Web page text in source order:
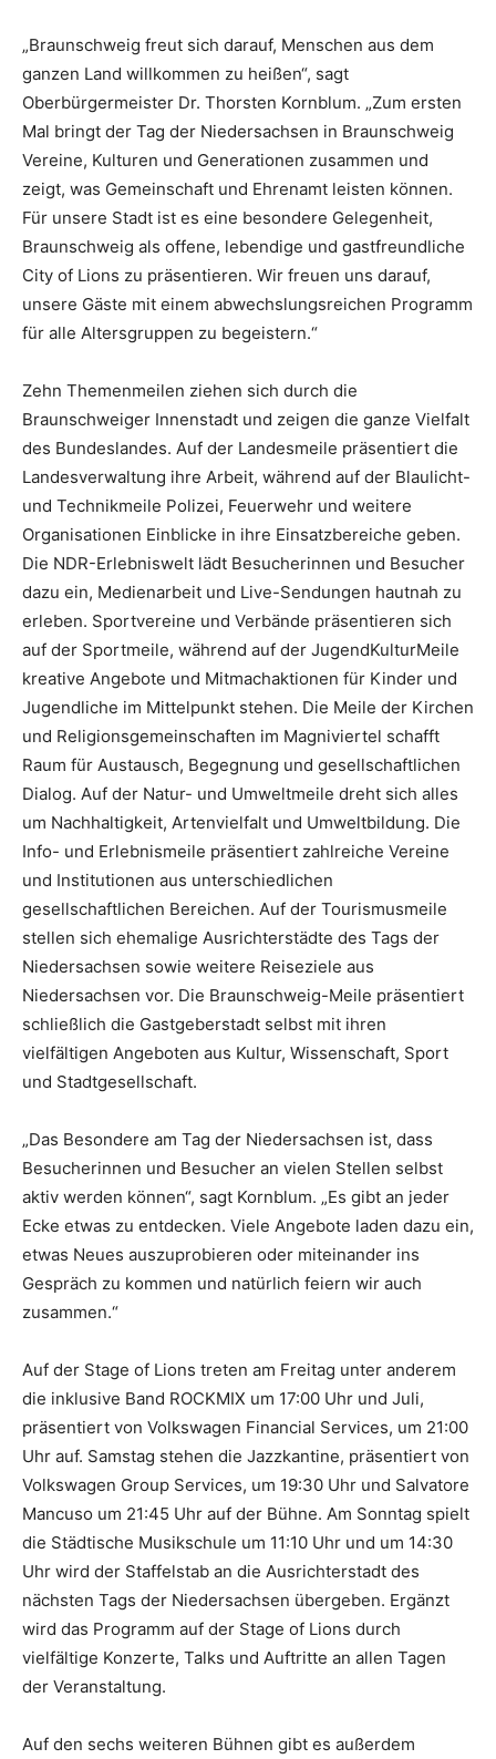
„Braunschweig freut sich darauf, Menschen aus dem
ganzen Land willkommen zu heißen“, sagt
Oberbürgermeister Dr. Thorsten Kornblum. „Zum ersten
Mal bringt der Tag der Niedersachsen in Braunschweig
Vereine, Kulturen und Generationen zusammen und
zeigt, was Gemeinschaft und Ehrenamt leisten können.
Für unsere Stadt ist es eine besondere Gelegenheit,
Braunschweig als offene, lebendige und gastfreundliche
City of Lions zu präsentieren. Wir freuen uns darauf,
unsere Gäste mit einem abwechslungsreichen Programm
für alle Altersgruppen zu begeistern.“
Zehn Themenmeilen ziehen sich durch die
Braunschweiger Innenstadt und zeigen die ganze Vielfalt
des Bundeslandes. Auf der Landesmeile präsentiert die
Landesverwaltung ihre Arbeit, während auf der Blaulicht-
und Technikmeile Polizei, Feuerwehr und weitere
Organisationen Einblicke in ihre Einsatzbereiche geben.
Die NDR-Erlebniswelt lädt Besucherinnen und Besucher
dazu ein, Medienarbeit und Live-Sendungen hautnah zu
erleben. Sportvereine und Verbände präsentieren sich
auf der Sportmeile, während auf der JugendKulturMeile
kreative Angebote und Mitmachaktionen für Kinder und
Jugendliche im Mittelpunkt stehen. Die Meile der Kirchen
und Religionsgemeinschaften im Magniviertel schafft
Raum für Austausch, Begegnung und gesellschaftlichen
Dialog. Auf der Natur- und Umweltmeile dreht sich alles
um Nachhaltigkeit, Artenvielfalt und Umweltbildung. Die
Info- und Erlebnismeile präsentiert zahlreiche Vereine
und Institutionen aus unterschiedlichen
gesellschaftlichen Bereichen. Auf der Tourismusmeile
stellen sich ehemalige Ausrichterstädte des Tags der
Niedersachsen sowie weitere Reiseziele aus
Niedersachsen vor. Die Braunschweig-Meile präsentiert
schließlich die Gastgeberstadt selbst mit ihren
vielfältigen Angeboten aus Kultur, Wissenschaft, Sport
und Stadtgesellschaft.
„Das Besondere am Tag der Niedersachsen ist, dass
Besucherinnen und Besucher an vielen Stellen selbst
aktiv werden können“, sagt Kornblum. „Es gibt an jeder
Ecke etwas zu entdecken. Viele Angebote laden dazu ein,
etwas Neues auszuprobieren oder miteinander ins
Gespräch zu kommen und natürlich feiern wir auch
zusammen.“
Auf der Stage of Lions treten am Freitag unter anderem
die inklusive Band ROCKMIX um 17:00 Uhr und Juli,
präsentiert von Volkswagen Financial Services, um 21:00
Uhr auf. Samstag stehen die Jazzkantine, präsentiert von
Volkswagen Group Services, um 19:30 Uhr und Salvatore
Mancuso um 21:45 Uhr auf der Bühne. Am Sonntag spielt
die Städtische Musikschule um 11:10 Uhr und um 14:30
Uhr wird der Staffelstab an die Ausrichterstadt des
nächsten Tags der Niedersachsen übergeben. Ergänzt
wird das Programm auf der Stage of Lions durch
vielfältige Konzerte, Talks und Auftritte an allen Tagen
der Veranstaltung.
Auf den sechs weiteren Bühnen gibt es außerdem